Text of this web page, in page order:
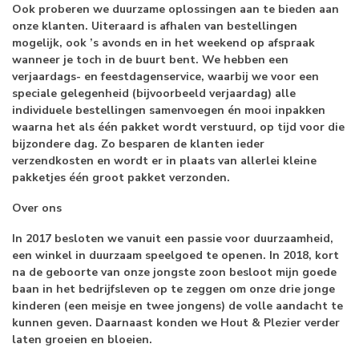
Ook proberen we duurzame oplossingen aan te bieden aan
onze klanten. Uiteraard is afhalen van bestellingen
mogelijk, ook ’s avonds en in het weekend op afspraak
wanneer je toch in de buurt bent. We hebben een
verjaardags- en feestdagenservice, waarbij we voor een
speciale gelegenheid (bijvoorbeeld verjaardag) alle
individuele bestellingen samenvoegen én mooi inpakken
waarna het als één pakket wordt verstuurd, op tijd voor die
bijzondere dag. Zo besparen de klanten ieder
verzendkosten en wordt er in plaats van allerlei kleine
pakketjes één groot pakket verzonden.
Over ons
In 2017 besloten we vanuit een passie voor duurzaamheid,
een winkel in duurzaam speelgoed te openen. In 2018, kort
na de geboorte van onze jongste zoon besloot mijn goede
baan in het bedrijfsleven op te zeggen om onze drie jonge
kinderen (een meisje en twee jongens) de volle aandacht te
kunnen geven. Daarnaast konden we Hout & Plezier verder
laten groeien en bloeien.